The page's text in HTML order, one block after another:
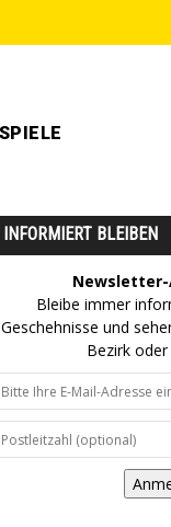
INFORMIERT BLEIBEN
Bleibe immer
Geschehnisse und
Bezirk